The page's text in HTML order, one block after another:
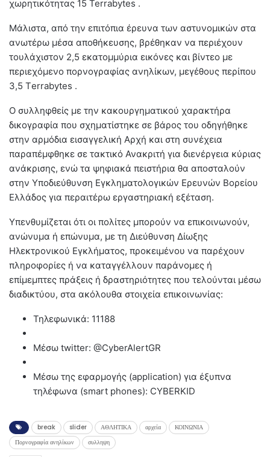
χωρητικότητας 15 Terrabytes .
Μάλιστα, από την επιτόπια έρευνα των αστυνομικών στα
ανωτέρω μέσα αποθήκευσης, βρέθηκαν να περιέχουν
τουλάχιστον 2,5 εκατομμύρια εικόνες και βίντεο με
περιεχόμενο πορνογραφίας ανηλίκων, μεγέθους περίπου
3,5 Τerrabytes .
Ο συλληφθείς με την κακουργηματικού χαρακτήρα
δικογραφία που σχηματίστηκε σε βάρος του οδηγήθηκε
στην αρμόδια εισαγγελική Αρχή και στη συνέχεια
παραπέμφθηκε σε τακτικό Ανακριτή για διενέργεια κύριας
ανάκρισης, ενώ τα ψηφιακά πειστήρια θα αποσταλούν
στην Υποδιεύθυνση Εγκληματολογικών Ερευνών Βορείου
Ελλάδος για περαιτέρω εργαστηριακή εξέταση.
Υπενθυμίζεται ότι οι πολίτες μπορούν να επικοινωνούν,
ανώνυμα ή επώνυμα, με τη Διεύθυνση Δίωξης
Ηλεκτρονικού Εγκλήματος, προκειμένου να παρέχουν
πληροφορίες ή να καταγγέλλουν παράνομες ή
επίμεμπτες πράξεις ή δραστηριότητες που τελούνται μέσω
διαδικτύου, στα ακόλουθα στοιχεία επικοινωνίας:
Τηλεφωνικά: 11188
Μέσω twitter: @CyberAlertGR
Μέσω της εφαρμογής (application) για έξυπνα
τηλέφωνα (smart phones): CYBERΚΙD
break slider ΑΘΛΗΤΙΚΑ αρχεία
ΚΟΙΝΩΝΙΑ
Πορνογραφία ανηλίκων
συλληψη